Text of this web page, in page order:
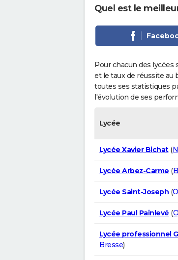
Quel est le
Pour chacun des
et le taux de réussite au
toutes ses statistiques
l'évolution de ses
Lycée
Lycée Xavier Bichat(
Lycée Arbez-Carme (
Lycée Saint-Joseph (
Lycée Paul Painlevé (
Lycée professionnel
Bresse)